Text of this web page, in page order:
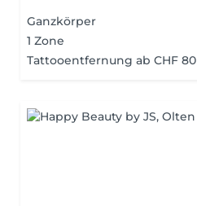
Ganzkörper
1 Zone
Tattooentfernung ab CHF 80